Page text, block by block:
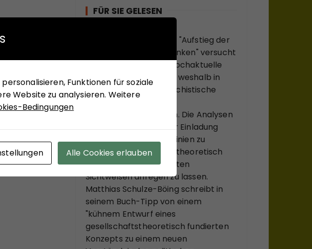
FÜR SIE GELESEN
Mit seinem neuen Buch "Aufstieg der
Rechten, Abstieg der Linken" versucht
Hans-Jürgen Arlt die hochaktuelle
Frage zu beantworten, weshalb in
modernen Ländern faschistische
Anziehungskraft haben. Die Analysen
des Buches sollen einer Einladung
sein, bekannte Diskurslinien zu
verlassen, sich, systemtheoretisch
inspiriert, zu ungewohnten
Sichtweisen anregen zu lassen.
Matthias Schulze-Böing schreibt in
seinem Buch-Tipp von einem
"kühnem Entwurf eines
gesellschaftstheoretisch fundierten
Konzepts zu einem neuen
Funktionen für soziale
Website zu analysieren. Weitere
Bedingungen
Alle Cookies erlauben